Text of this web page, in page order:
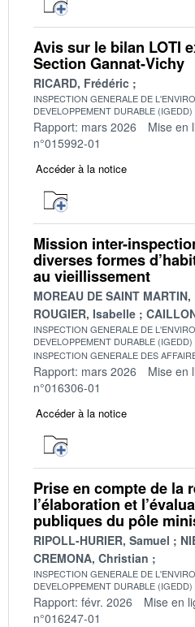
Avis sur le bilan LOTI
Section Gannat-Vichy
RICARD, Frédéric
INSPECTION GENERALE DE
DEVELOPPEMENT DURABLE (IGEDD)
Rapport: mars 2026 Mise en
n°015992-01
Accéder à la notice
Mission inter-
diverses formes
au vieillissement
MOREAU DE SAINT
ROUGIER, Isabelle
INSPECTION GENERALE DE
DEVELOPPEMENT DURABLE (IGEDD)
INSPECTION GENERALE DES
Rapport: mars 2026 Mise en
n°016306-01
Accéder à la notice
Prise en compte de la
l’élaboration et
publiques du pôle
RIPOLL-HURIER, Samuel
CREMONA, Christian
INSPECTION GENERALE DE
DEVELOPPEMENT DURABLE (IGEDD)
Rapport: févr. 2026 Mise en
n°016247-01